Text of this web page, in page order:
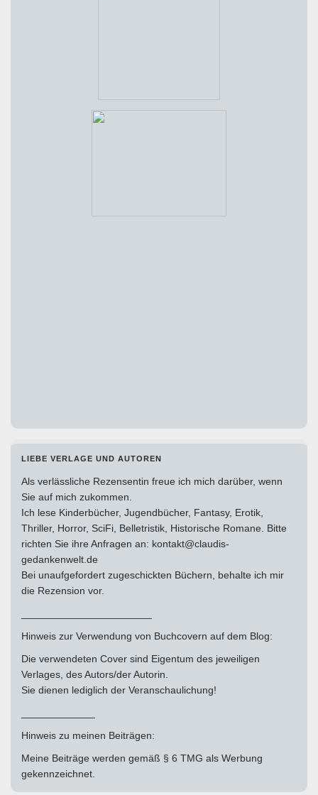
LIEBE VERLAGE UND AUTOREN
Als verlässliche Rezensentin freue ich mich darüber, wenn
Sie auf mich zukommen.
Ich lese Kinderbücher, Jugendbücher, Fantasy, Erotik,
Thriller, Horror, SciFi, Belletristik, Historische Romane. Bitte
richten Sie ihre Anfragen an: kontakt@claudis-
gedankenwelt.de
Bei unaufgefordert zugeschickten Büchern, behalte ich mir
die Rezension vor.
Hinweis zur Verwendung von Buchcovern auf dem Blog:
Die verwendeten Cover sind Eigentum des jeweiligen
Verlages, des Autors/der Autorin.
Sie dienen lediglich der Veranschaulichung!
Hinweis zu meinen Beiträgen:
Meine Beiträge werden gemäß § 6 TMG als Werbung
gekennzeichnet.